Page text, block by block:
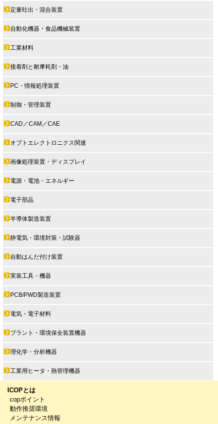
定量吐出・混合装置
自動化機器・食品機械装置
工業材料
接着剤と耐摩耗剤・油
PC・情報処理装置
制御・管理装置
CAD／CAM／CAE
オプトエレクトロニクス関連
画像処理装置・ディスプレイ
電源・電池・エネルギー
電子部品
半導体製造装置
静電気・環境対策・試験器
自動はんだ付け装置
実装工具・機器
PCB/PWD製造装置
電気・電子材料
プラント・環境保全装置機器
理化学・分析機器
工業用ヒータ・熱管理機器
ICOPとは
copポイント
動作推奨環境
メンテナンス情報